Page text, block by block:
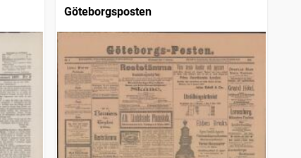
Göteborgsposten